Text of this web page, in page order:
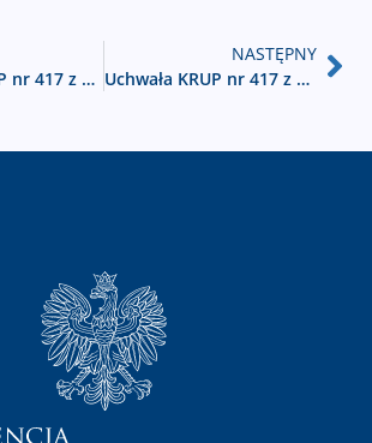
Uchwała KRUP nr 417 z dnia 18-02-2025 załącznik – Regulamin KRUP tekst jednolity
NASTĘPNY
Uchwała KRUP nr 417 z dnia 18-02-2025 załącznik do regulaminu KRUP nowi członkowie